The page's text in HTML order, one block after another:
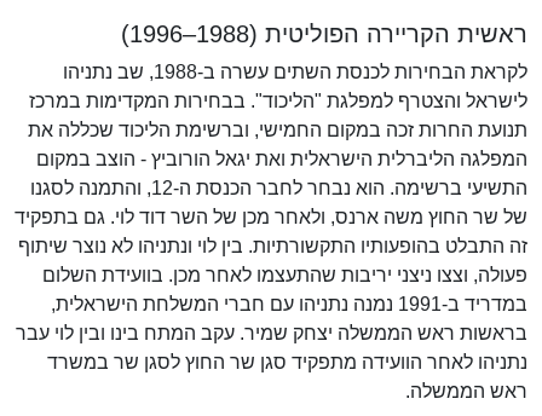
ראשית הקריירה הפוליטית (1988–1996)
לקראת הבחירות לכנסת השתים עשרה ב-1988, שב נתניהו
לישראל והצטרף למפלגת "הליכוד". בבחירות המקדימות במרכז
תנועת החרות זכה במקום החמישי, וברשימת הליכוד שכללה את
המפלגה הליברלית הישראלית ואת יגאל הורוביץ - הוצב במקום
התשיעי ברשימה. הוא נבחר לחבר הכנסת ה-12, והתמנה לסגנו
של שר החוץ משה ארנס, ולאחר מכן של השר דוד לוי. גם בתפקיד
זה התבלט בהופעותיו התקשורתיות. בין לוי ונתניהו לא נוצר שיתוף
פעולה, וצצו ניצני יריבות שהתעצמו לאחר מכן. בוועידת השלום
במדריד ב-1991 נמנה נתניהו עם חברי המשלחת הישראלית,
בראשות ראש הממשלה יצחק שמיר. עקב המתח בינו ובין לוי עבר
נתניהו לאחר הוועידה מתפקיד סגן שר החוץ לסגן שר במשרד
ראש הממשלה.